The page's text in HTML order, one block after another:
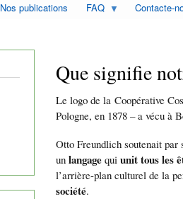
Nos publications FAQ Contacte-
Que signifie
Le logo de la Coopérative
Pologne, en 1878 – a vécu à
Otto Freundlich soutenait
un langagequi unit tous les
l’arrière-plan culturel de la
société.